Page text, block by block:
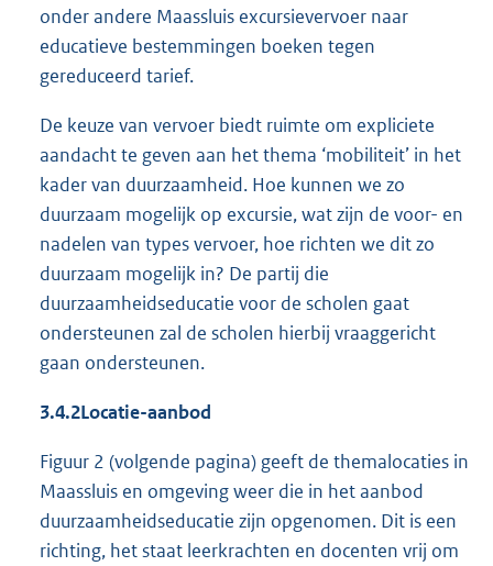
onder andere Maassluis excursievervoer naar
educatieve bestemmingen boeken tegen
gereduceerd tarief.
De keuze van vervoer biedt ruimte om expliciete
aandacht te geven aan het thema ‘mobiliteit’ in het
kader van duurzaamheid. Hoe kunnen we zo
duurzaam mogelijk op excursie, wat zijn de voor- en
nadelen van types vervoer, hoe richten we dit zo
duurzaam mogelijk in? De partij die
duurzaamheidseducatie voor de scholen gaat
ondersteunen zal de scholen hierbij vraaggericht
gaan ondersteunen.
3.4.2Locatie-aanbod
Figuur 2 (volgende pagina) geeft de themalocaties in
Maassluis en omgeving weer die in het aanbod
duurzaamheidseducatie zijn opgenomen. Dit is een
richting, het staat leerkrachten en docenten vrij om